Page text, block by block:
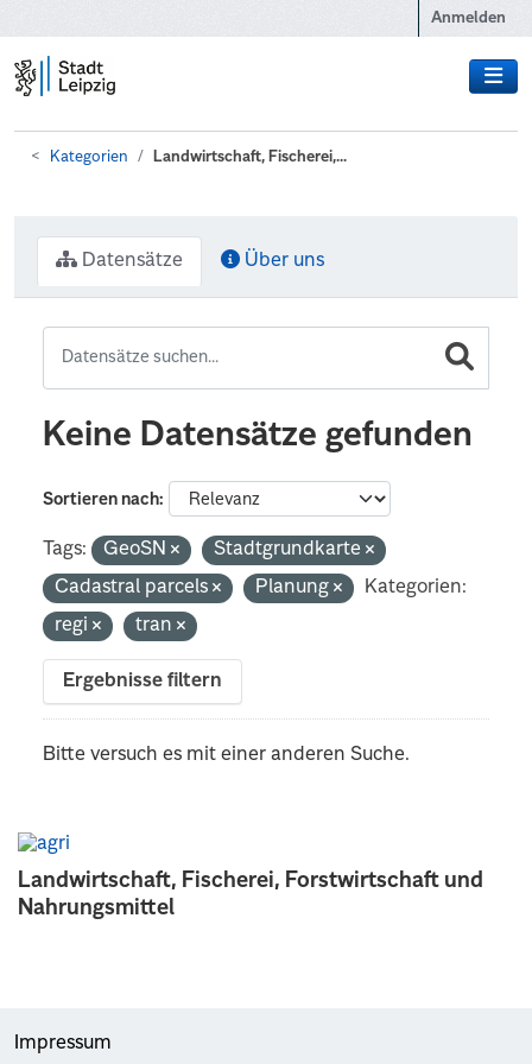
Anmelden
Kategorien Landwirtschaft, Fischerei,...
Landwirtschaft, Fischerei, Forstwirtschaft und
Nahrungsmittel
Datensätze Über uns
Keine Datensätze gefunden
Sortieren nach
Tags: GeoSN
Stadtgrundkarte
Cadastral parcels
Planung
Kategorien:
regi
tran
Ergebnisse filtern
Bitte versuch es mit einer anderen Suche.
Impressum